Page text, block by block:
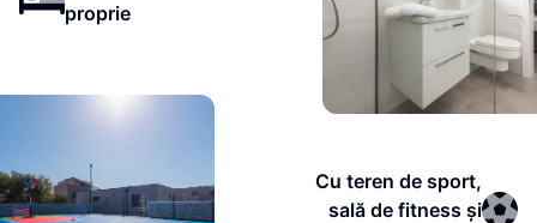
proprie
Cu teren de sport,
sală de fitness și